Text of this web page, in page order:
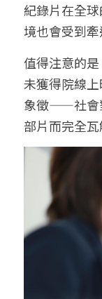
紀錄片在全
境也會受到牽
值得注意的
未獲得院線上
象徵——社會
部片而完全瓦